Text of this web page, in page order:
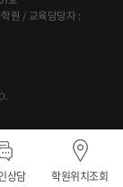
상담 학원위치조회
원 / 교육담당자 :